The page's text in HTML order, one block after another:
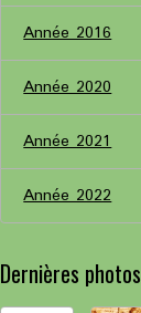
Année 2016
Année 2020
Année 2021
Année 2022
Dernières photos